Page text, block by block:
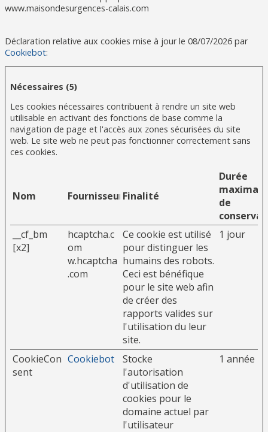
www.maisondesurgences-calais.com
Déclaration relative aux cookies mise à jour le 08/07/2026 par
Cookiebot:
Nécessaires (5)
Les cookies nécessaires contribuent à rendre un site web
utilisable en activant des fonctions de base comme la
navigation de page et l'accès aux zones sécurisées du site
web. Le site web ne peut pas fonctionner correctement sans
ces cookies.
Nom Fournisseur Finalité
Durée
maximale
de
__cf_bm
[x2]
hcaptcha.c
om
w.hcaptcha
.com
Ce cookie est utilisé
pour distinguer les
humains des robots.
Ceci est bénéfique
pour le site web afin
de créer des
rapports valides sur
l'utilisation du leur
site.
1 jour
CookieCon
sent
Cookiebot
Stocke
l'autorisation
d'utilisation de
cookies pour le
domaine actuel par
l'utilisateur
1 année